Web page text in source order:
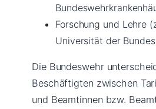
Forschung und Lehre
Universität der
Die Bundeswehr
Beschäftigten zwischen
und Beamtinnen bzw.